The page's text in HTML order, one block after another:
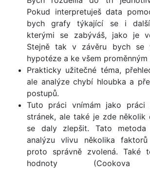
Pokud interpretuješ data
bych grafy týkající se i
kterými se zabýváš, jako je
Stejně tak v závěru bych se
hypotéze a ke všem
Prakticky užitečné téma,
ale analýze chybí hloubka a
postupů.
Tuto práci vnímám jako práci
stránek, ale také je zde
se daly zlepšit. Tato
analýzu vlivu několika
proto správně zvolená. Také
hodnoty (Cookova